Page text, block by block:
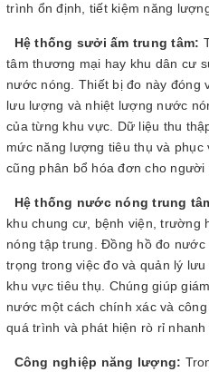
trình ổn định, tiết kiệm năng
Hệ thống sưởi ấm trung tâm:
tâm thương mại hay khu dân cư
nước nóng. Thiết bị đo này đóng
lưu lượng và nhiệt lượng nước
của từng khu vực. Dữ liệu thu
mức năng lượng tiêu thụ và phục
cũng phân bổ hóa đơn cho người
Hệ thống nước nóng trung
khu chung cư, bệnh viện,
nóng tập trung. Đồng hồ đo
trọng trong việc đo và quản lý
khu vực tiêu thụ. Chúng giúp
nước một cách chính xác và
quá trình và phát hiện rò rỉ nhanh
Công nghiệp năng lượng: